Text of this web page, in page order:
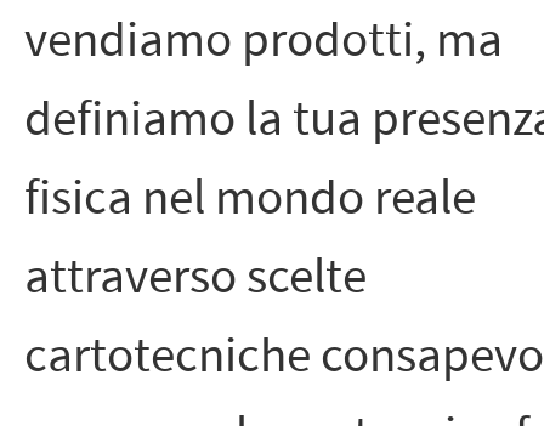
vendiamo prodotti, ma
definiamo la tua
fisica nel mondo reale
attraverso scelte
cartotecniche